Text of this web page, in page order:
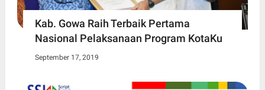
Kab. Gowa Raih Terbaik Pertama
Nasional Pelaksanaan Program KotaKu
September 17, 2019